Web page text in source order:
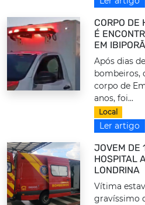
CORPO DE
É
EM IBIPORÃ
Após dias
bombeiros,
corpo de
anos, foi...
Local
Ler artigo
JOVEM DE
HOSPITAL
LONDRINA
Vítima
gravíssimo